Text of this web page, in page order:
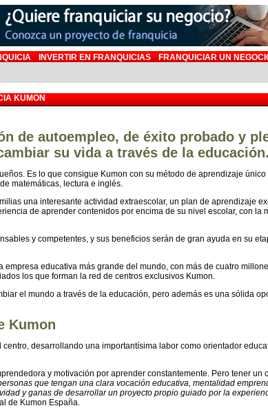
INVERTIR EN FRANQUICIAS FRANQUICIAR UN
KUMON
de autoempleo, de éxito probado y
su vida a través de la educación.
Es lo que consigue Kumon con su método de aprendizaje
matemáticas, lectura e inglés.
una interesante actividad extraescolar, un plan de aprendizaje
de aprender contenidos por encima de su nivel escolar, con la
y competentes, y sus beneficios serán de gran ayuda en su
educativa más grande del mundo, con más de cuatro
los que forman la red de centros exclusivos Kumon.
el mundo a través de la educación, pero además es una sólida
Kumon
desarrollando una importantísima labor como orientador
y motivación por aprender constantemente. Pero tener un
que tengan una clara vocación educativa, mentalidad
y ganas de desarrollar un proyecto propio guiado por la
de Kumon España.